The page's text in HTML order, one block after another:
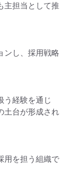
主担当として推
ンし、採用戦略
う経験を通じ
土台が形成され
用を担う組織で